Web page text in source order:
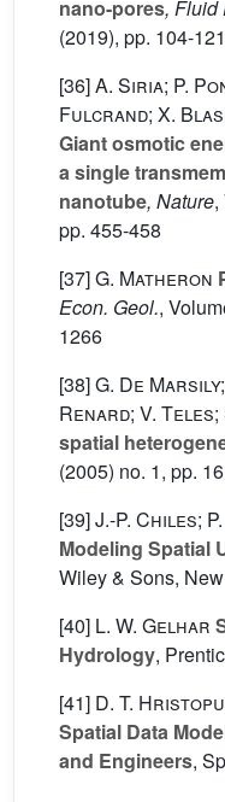
nano-pores, Fluid
(2019), pp. 104-121
[36]A. Siria; P.
Fulcrand; X.
Giant osmotic
a single
nanotube, Nature,
pp. 455-458
[37]G. Matheron
Econ. Geol.,
1266
[38]G. De
Renard; V.
spatial
(2005) no. 1, pp.
[39]J.-P. Chiles;
Modeling Spatial
Wiley & Sons,
[40] L. W. Gelhar
Hydrology,
[41] D. T.
Spatial Data
and Engineers,